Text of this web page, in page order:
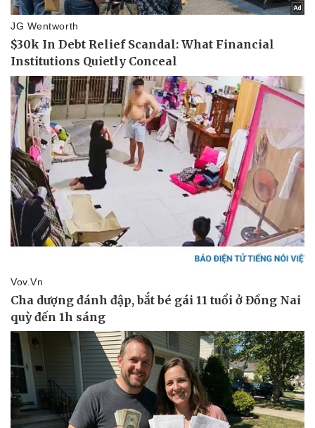
Sức khỏe
Dinh dưỡng - món ngon
Cây thuốc
Sản phụ khoa
Nhi khoa
Nam khoa
Đời sống
Nhà đẹp
Blog
Tình yêu - Gia đình